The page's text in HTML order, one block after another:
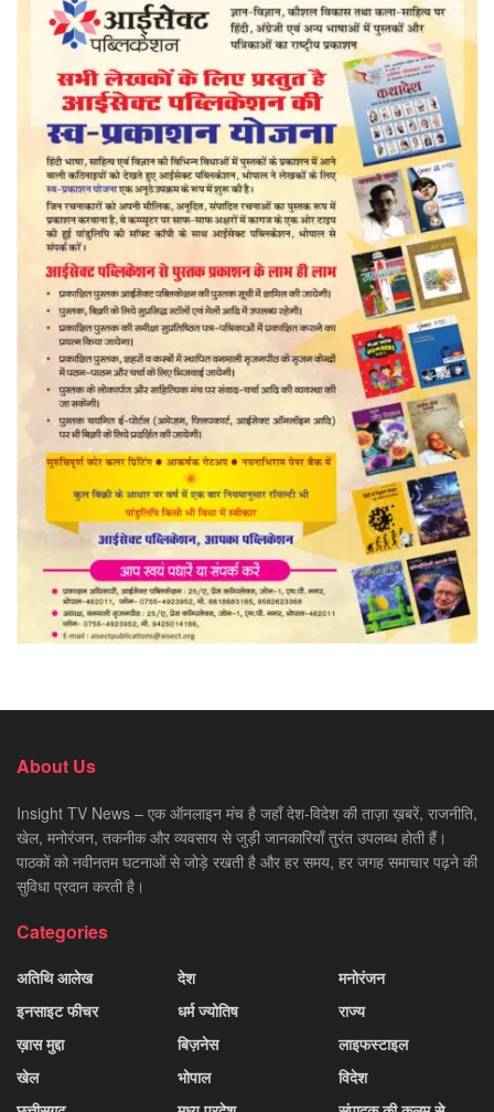
About Us
Insight TV News – एक ऑनलाइन मंच है जहाँ देश-विदेश की ताज़ा ख़बरें, राजनीति,
खेल, मनोरंजन, तकनीक और व्यवसाय से जुड़ी जानकारियाँ तुरंत उपलब्ध होती हैं।
पाठकों को नवीनतम घटनाओं से जोड़े रखती है और हर समय, हर जगह समाचार पढ़ने की
सुविधा प्रदान करती है।
Categories
अतिथि आलेख
इनसाइट फीचर
ख़ास मुद्दा
खेल
देश
धर्म ज्योतिष
बिज़नेस
भोपाल
मनोरंजन
राज्य
लाइफस्टाइल
विदेश